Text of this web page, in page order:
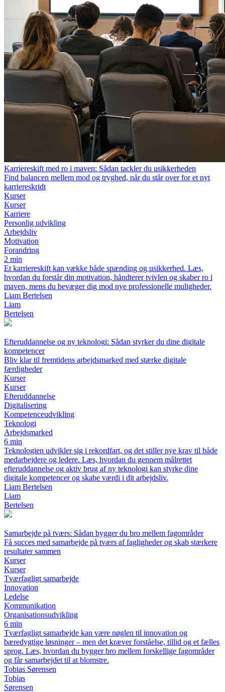
Karriereskift med ro i maven: Sådan tackler du usikkerheden
Find balancen mellem mod og tryghed, når du står over for et nyt
karriereskridt
Kurser
Kurser
Karriere
Personlig udvikling
Arbejdsliv
Motivation
Forandring
2 min
Et karriereskift kan vække både spænding og usikkerhed. Læs,
hvordan du forstår din motivation, håndterer tvivlen og skaber ro i
maven, mens du bevæger dig mod nye professionelle muligheder.
Liam Bertelsen
Liam
Bertelsen
Efteruddannelse og ny teknologi: Sådan styrker du dine digitale
kompetencer
Bliv klar til fremtidens arbejdsmarked med stærke digitale
færdigheder
Kurser
Kurser
Efteruddannelse
Digitalisering
Kompetenceudvikling
Teknologi
Arbejdsmarked
6 min
Teknologien udvikler sig i rekordfart, og det stiller nye krav til både
medarbejdere og ledere. Læs, hvordan du gennem målrettet
efteruddannelse og aktiv brug af ny teknologi kan styrke dine
digitale kompetencer og skabe værdi i dit arbejdsliv.
Liam Bertelsen
Liam
Bertelsen
Samarbejde på tværs: Sådan bygger du bro mellem fagområder
Få succes med samarbejde på tværs af fagligheder og skab stærkere
resultater sammen
Kurser
Kurser
Tværfagligt samarbejde
Innovation
Ledelse
Kommunikation
Organisationsudvikling
6 min
Tværfagligt samarbejde kan være nøglen til innovation og
bæredygtige løsninger – men det kræver forståelse, tillid og et fælles
sprog. Læs, hvordan du bygger bro mellem forskellige fagområder
og får samarbejdet til at blomstre.
Tobias Sørensen
Tobias
Sørensen